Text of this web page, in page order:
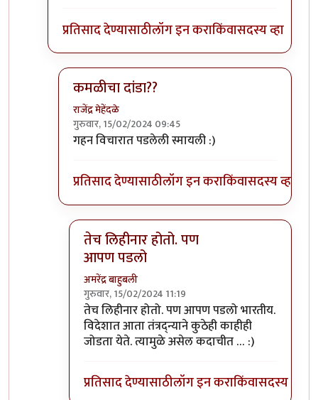
प्रतिसाद देण्यासाठीलॉग इन कराकिंवासदस्य व्हा
कमळीचा दांडा??
राजेंद्र मेहेंदळे
गुरुवार, 15/02/2024 09:45
In reply toकाहीही हं ....byनठ्यारा
गहन विचारात पडलेली स्मायली :)
प्रतिसाद देण्यासाठीलॉग इन कराकिंवासदस्य व्हा
तेच लिहीनार होतो. पण
आपण पडलो
अमरेंद्र बाहुबली
गुरुवार, 15/02/2024 11:19
In reply toकमळीचा दांडा??byराजेंद्र मेहेंदळे
तेच लिहीनार होतो. पण आपण पडलो भारतीय.
विदेशात आता तंत्रद्न्याने कुठेही काहीही
जोडता येते. त्यामुळे असेल कदाचीत … :)
प्रतिसाद देण्यासाठीलॉग इन कराकिंवासदस्य व्हा